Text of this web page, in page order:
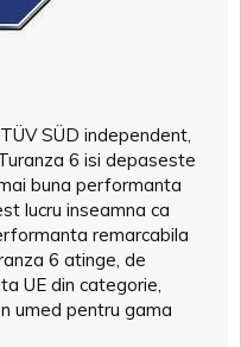
SÜD independent,
6 isi depaseste
buna performanta
lucru inseamna ca
remarcabila
6 atinge, de
UE din categorie,
umed pentru gama